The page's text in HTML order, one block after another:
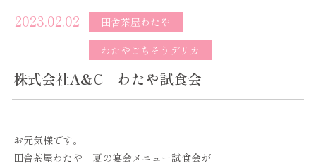
2023.02.02
田舎茶屋わたや
わたやごちそうデリカ
株式会社A&C わたや試食会
お元気様です。
田舎茶屋わたや 夏の宴会メニュー試食会が